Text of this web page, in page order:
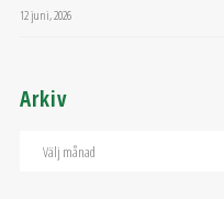
12 juni, 2026
Arkiv